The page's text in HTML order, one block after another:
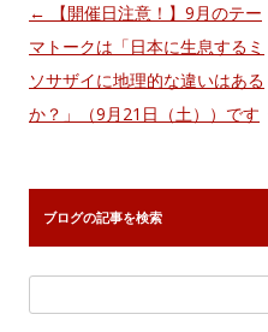
投
稿
ナ
ビ
シ
ョ
ン
←
【開催日注意！】9月のテー
マトークは「日本に生息するミ
ソサザイに地理的な違いはある
か？」（9月21日（土））です
ブログの記事を検索
索: